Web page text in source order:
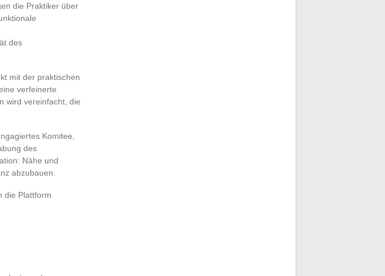
die Praktiker über
des
mit der praktischen
verfeinerte
wird vereinfacht, die
Komitee,
des
Nähe und
abzubauen.
die Plattform